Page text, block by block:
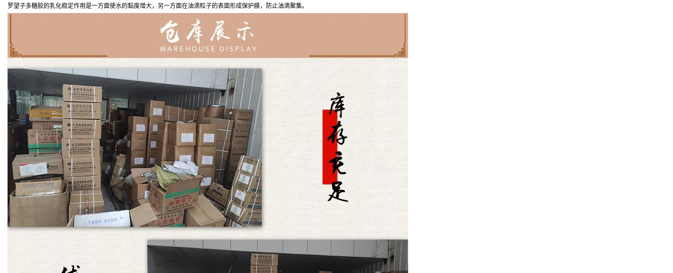
罗望子多糖胶的乳化稳定作用是一方面使水的黏度增大，另一方面在油滴粒子的表面形成保护膜，防止油滴聚集。